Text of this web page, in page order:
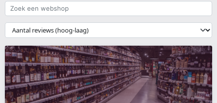
Zoek
een
webshop
{{
__('Sort')
}}